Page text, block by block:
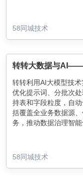
58同城技术
转转大数据与AI——
转转利用AI大模型技
优化提示词、分批次
持表和字段粒度，自
括覆盖全业务数据源
务，推动数据治理智能
58同城技术